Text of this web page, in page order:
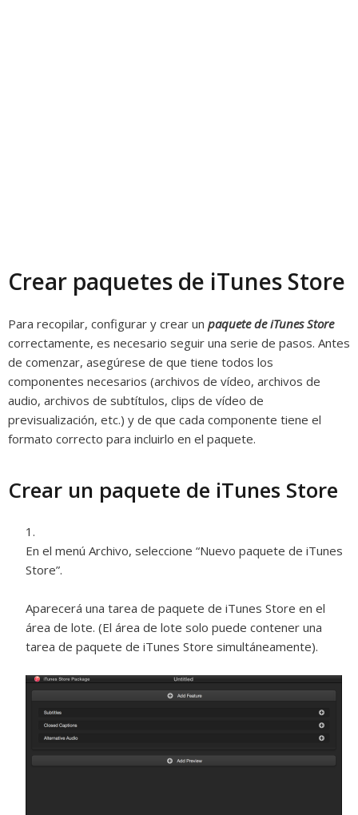
Crear paquetes de iTunes Store
Para recopilar, configurar y crear un paquete de iTunes Store
correctamente, es necesario seguir una serie de pasos. Antes
de comenzar, asegúrese de que tiene todos los
componentes necesarios (archivos de vídeo, archivos de
audio, archivos de subtítulos, clips de vídeo de
previsualización, etc.) y de que cada componente tiene el
formato correcto para incluirlo en el paquete.
Crear un paquete de iTunes Store
En el menú Archivo, seleccione “Nuevo paquete de iTunes
Store”.
Aparecerá una tarea de paquete de iTunes Store en el
área de lote. (El área de lote solo puede contener una
tarea de paquete de iTunes Store simultáneamente).